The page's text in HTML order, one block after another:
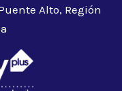
Alto, Región